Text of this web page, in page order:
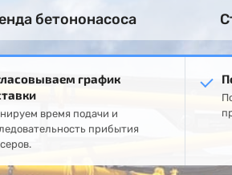
бетононасоса
график
время подачи и
прибытия